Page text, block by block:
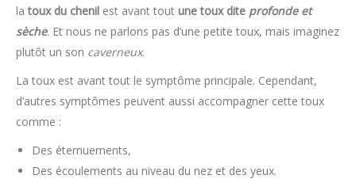
latoux du chenil est avant tout une toux dite profonde et
sèche. Et nous ne parlons pas d’une petite toux, mais imaginez
plutôt un son caverneux.
La toux est avant tout le symptôme principale. Cependant,
d’autres symptômes peuvent aussi accompagner cette toux
comme :
Des éternuements,
Des écoulements au niveau du nez et des yeux.